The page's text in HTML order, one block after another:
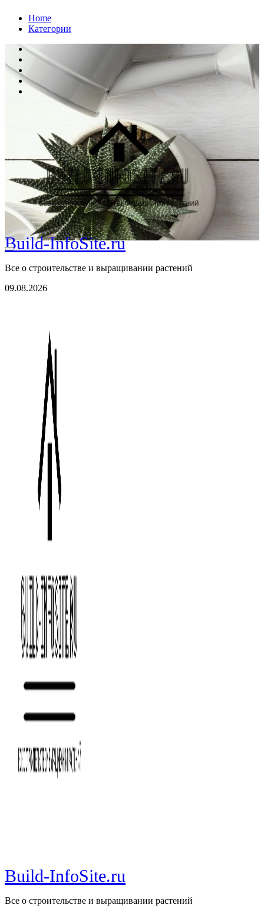
ПерейтиHome
Категории
Build-InfoSite.ru
Все о строительстве и выращивании растений
09.08.2026
Build-InfoSite.ru
Все о строительстве и выращивании растений